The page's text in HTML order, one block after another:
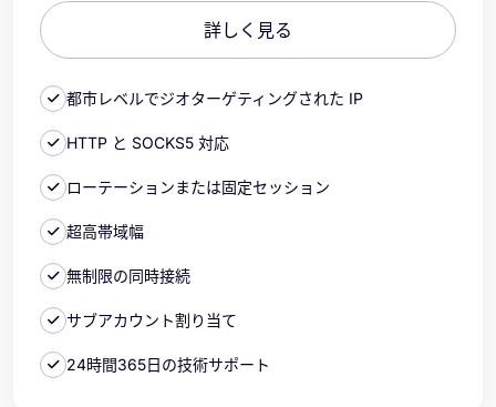
詳しく見る
都市レベルでジオターゲティングされた IP
HTTP と SOCKS5 対応
ローテーションまたは固定セッション
超高帯域幅
無制限の同時接続
サブアカウント割り当て
24時間365日の技術サポート